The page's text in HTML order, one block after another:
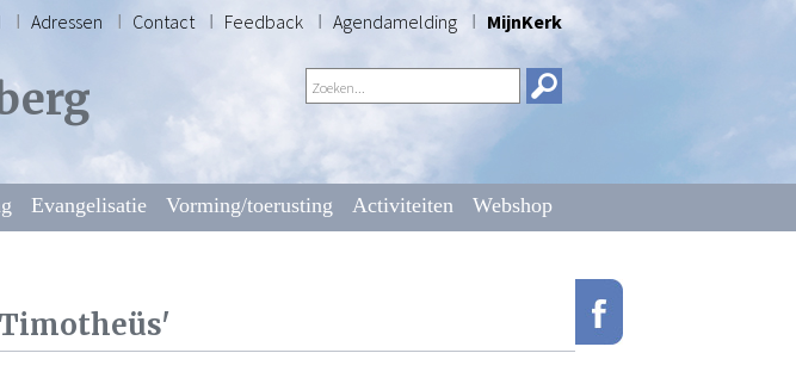
Adressen Contact Feedback Agendamelding MijnKerk
Evangelisatie Vorming/toerusting Activiteiten Webshop